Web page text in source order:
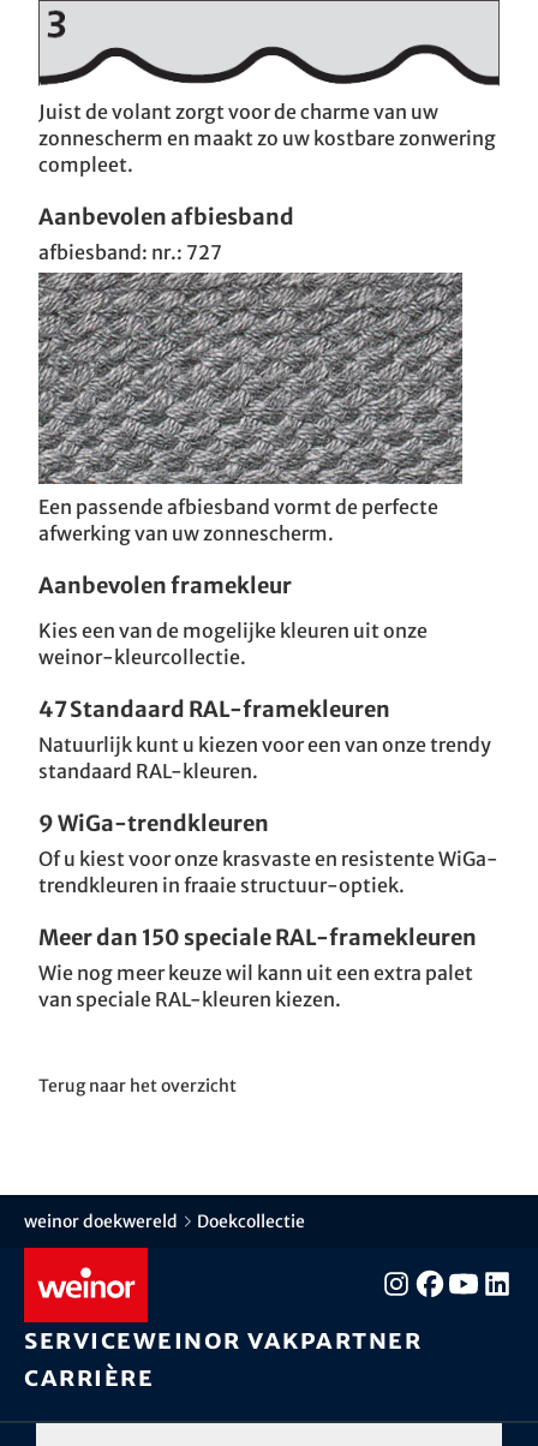
Juist de volant zorgt voor de charme van uw
zonnescherm en maakt zo uw kostbare zonwering
compleet.
Aanbevolen afbiesband
afbiesband: nr.: 727
Een passende afbiesband vormt de perfecte
afwerking van uw zonnescherm.
Aanbevolen framekleur
Kies een van de mogelijke kleuren uit onze
weinor-kleurcollectie.
47 Standaard RAL-framekleuren
Natuurlijk kunt u kiezen voor een van onze trendy
standaard RAL-kleuren.
9 WiGa-trendkleuren
Of u kiest voor onze krasvaste en resistente WiGa-
trendkleuren in fraaie structuur-optiek.
Meer dan 150 speciale RAL-framekleuren
Wie nog meer keuze wil kann uit een extra palet
van speciale RAL-kleuren kiezen.
Terug naar het overzicht
weinor doekwereld Doekcollectie
Serviceweinor vakpartner
Carrière